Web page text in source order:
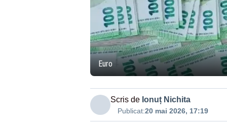
Euro
Scris de Ionuț Nichita
Publicat:20 mai 2026, 17:19